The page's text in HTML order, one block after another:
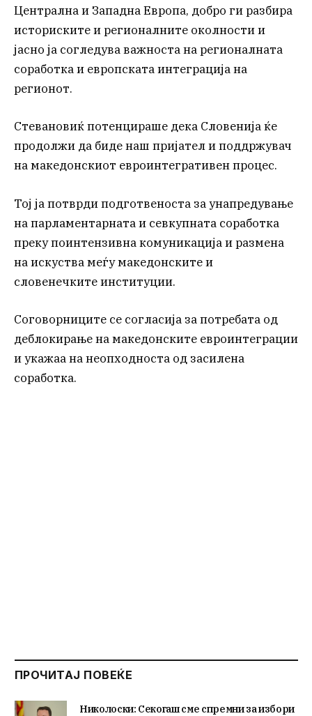
Централна и Западна Европа, добро ги разбира
историските и регионалните околности и
јасно ја согледува важноста на регионалната
соработка и европската интеграција на
регионот.
Стевановиќ потенцираше дека Словенија ќе
продолжи да биде наш пријател и поддржувач
на македонскиот евроинтегративен процес.
Тој ја потврди подготвеноста за унапредување
на парламентарната и севкупната соработка
преку поинтензивна комуникација и размена
на искуства меѓу македонските и
словенечките институции.
Соговорниците се согласија за потребата од
деблокирање на македонските евроинтеграции
и укажаа на неопходноста од засилена
соработка.
ПРОЧИТАЈ ПОВЕЌЕ
Николоски: Секогаш сме спремни за избори